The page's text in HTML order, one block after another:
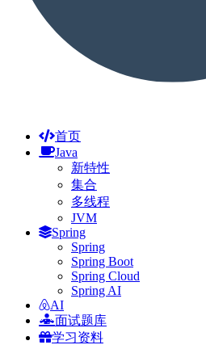
首页
Java
新特性
集合
多线程
JVM
Spring
Spring
Spring Boot
Spring Cloud
Spring AI
AI
面试题库
学习资料